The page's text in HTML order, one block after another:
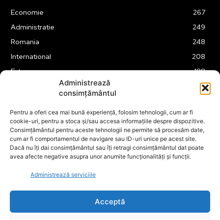
Administrează
consimțământul
Pentru a oferi cea mai bună experiență, folosim tehnologii, cum ar fi
cookie-uri, pentru a stoca și/sau accesa informațiile despre dispozitive.
Consimțământul pentru aceste tehnologii ne permite să procesăm date,
cum ar fi comportamentul de navigare sau ID-uri unice pe acest site.
Dacă nu îți dai consimțământul sau îți retragi consimțământul dat poate
avea afecte negative asupra unor anumite funcționalități și funcții.
Administrează serviciile
Acceptă
Economie
267
Administratie
249
Romania
248
International
208
Externe
188
175
Tehnologie
Financiar
160
ABUZURI
158
Social
Educatie
Cultura
149